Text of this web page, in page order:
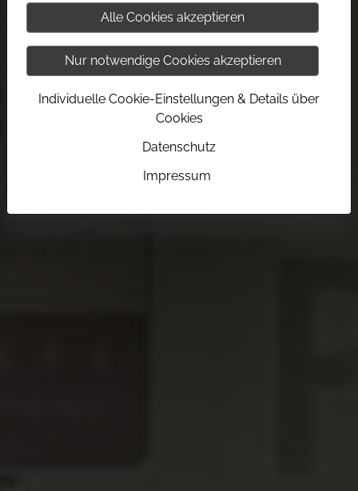
Alle Cookies akzeptieren
Nur notwendige Cookies akzeptieren
Individuelle Cookie-Einstellungen & Details über
Cookies
Datenschutz
Impressum